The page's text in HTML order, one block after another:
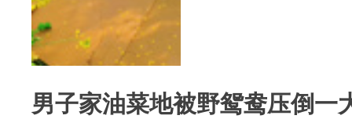
男子家油菜地被野鸳鸯压倒一